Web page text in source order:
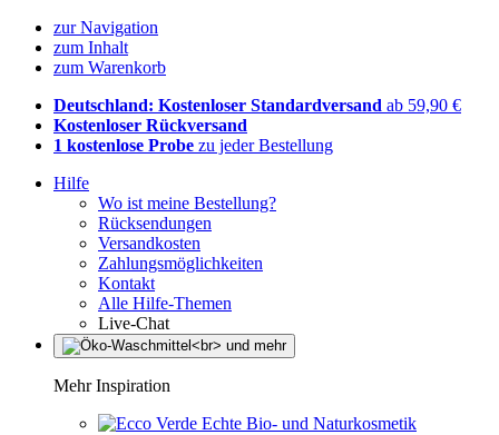
zur Navigation
zum Inhalt
zum Warenkorb
Deutschland: Kostenloser Standardversand ab 59,90 €
Kostenloser Rückversand
1 kostenlose Probe zu jeder Bestellung
Hilfe
Wo ist meine Bestellung?
Rücksendungen
Versandkosten
Zahlungsmöglichkeiten
Kontakt
Alle Hilfe-Themen
Live-Chat
Mehr Inspiration
Echte Bio- und Naturkosmetik